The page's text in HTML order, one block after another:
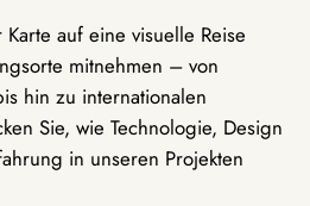
auf eine visuelle Reise
mitnehmen – von
hin zu internationalen
Sie, wie Technologie, Design
in unseren Projekten